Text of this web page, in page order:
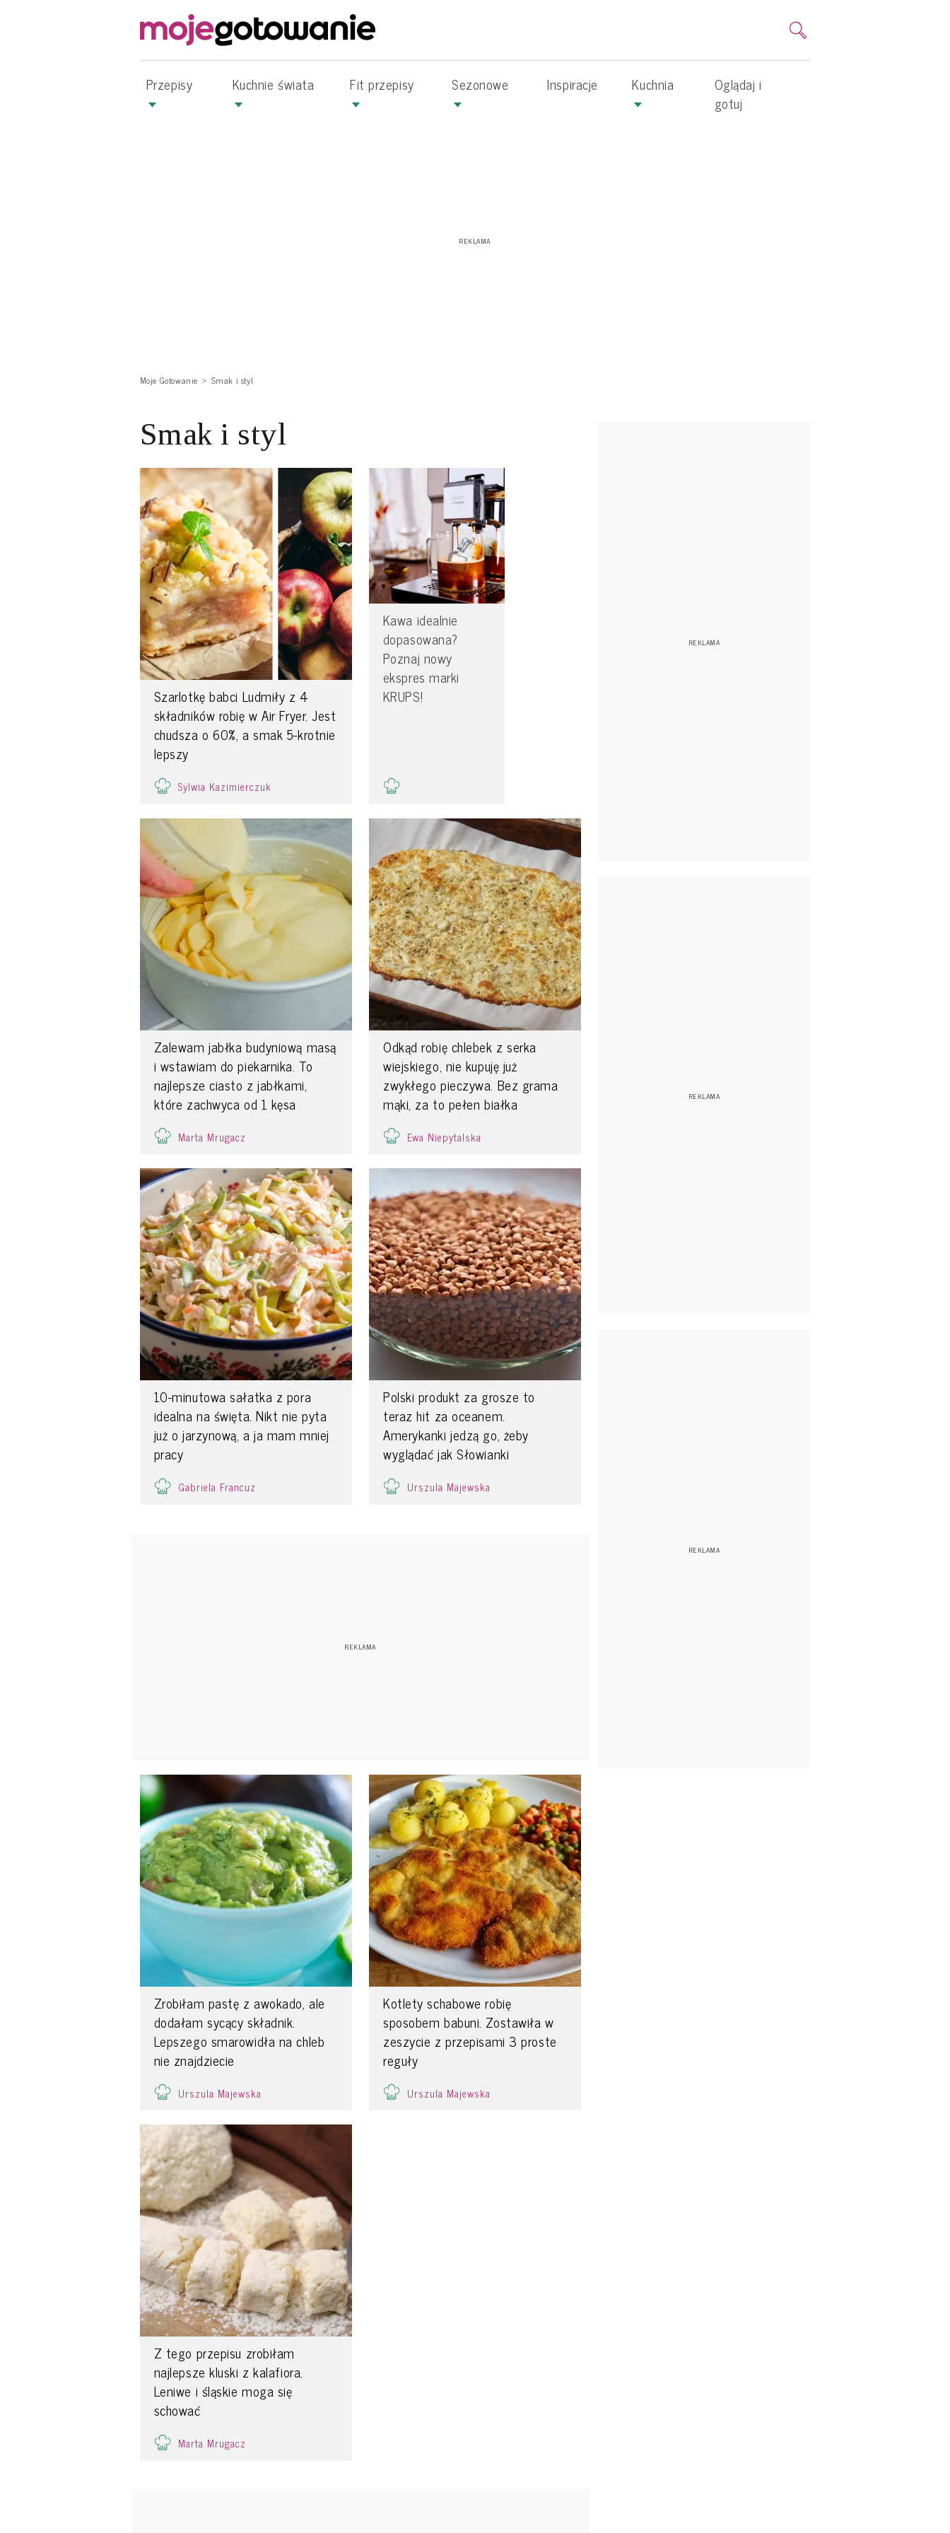
Przepisy Kuchnie świata Fit przepisy Sezonowe Inspiracje Kuchnia
Oglądaj i
gotuj
Moje Gotowanie Smak i styl
Smak i styl
Szarlotkę babci Ludmiły z 4
składników robię w Air Fryer. Jest
chudsza o 60%, a smak 5-krotnie
lepszy
Sylwia Kazimierczuk
Kawa idealnie
dopasowana?
Poznaj nowy
ekspres marki
KRUPS!
Zalewam jabłka budyniową masą
i wstawiam do piekarnika. To
najlepsze ciasto z jabłkami,
które zachwyca od 1 kęsa
Marta Mrugacz
Odkąd robię chlebek z serka
wiejskiego, nie kupuję już
zwykłego pieczywa. Bez grama
mąki, za to pełen białka
Ewa Niepytalska
10-minutowa sałatka z pora
idealna na święta. Nikt nie pyta
już o jarzynową, a ja mam mniej
pracy
Gabriela Francuz
Polski produkt za grosze to
teraz hit za oceanem.
Amerykanki jedzą go, żeby
wyglądać jak Słowianki
Urszula Majewska
Zrobiłam pastę z awokado, ale
dodałam sycący składnik.
Lepszego smarowidła na chleb
nie znajdziecie
Urszula Majewska
Kotlety schabowe robię
sposobem babuni. Zostawiła w
zeszycie z przepisami 3 proste
reguły
Urszula Majewska
Z tego przepisu zrobiłam
najlepsze kluski z kalafiora.
Leniwe i śląskie moga się
schować
Marta Mrugacz